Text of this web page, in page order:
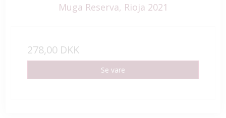
Muga Reserva, Rioja 2021
278,00 DKK
Se vare